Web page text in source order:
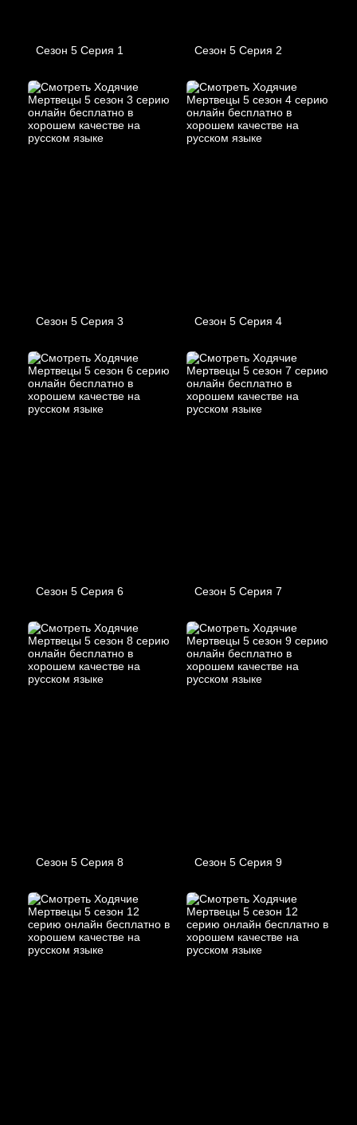
Сезон 5 Серия 1 Сезон 5 Серия 2
Сезон 5 Серия 3 Сезон 5 Серия 4
Сезон 5 Серия 6 Сезон 5 Серия 7
Сезон 5 Серия 8 Сезон 5 Серия 9